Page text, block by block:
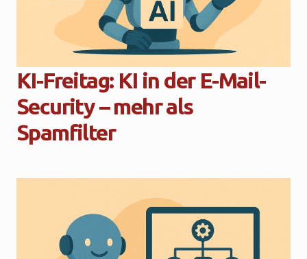
KI-Freitag: KI in der E-Mail-
Security – mehr als
Spamfilter